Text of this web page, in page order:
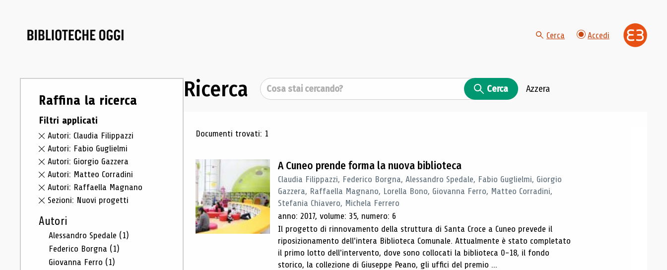
Cerca Accedi
Raffina la ricerca
Filtri applicati
Autori: Claudia Filippazzi
Autori: Fabio Guglielmi
Autori: Giorgio Gazzera
Autori: Matteo Corradini
Autori: Raffaella Magnano
Sezioni: Nuovi progetti
Autori
Alessandro Spedale (1)
Federico Borgna (1)
Giovanna Ferro (1)
Ricerca Cerca Cerca Azzera
Risultati di ricerca
Documenti trovati: 1
A Cuneo prende forma la nuova biblioteca
Claudia Filippazzi, Federico Borgna, Alessandro Spedale, Fabio Guglielmi, Giorgio
Gazzera, Raffaella Magnano, Lorella Bono, Giovanna Ferro, Matteo Corradini,
Stefania Chiavero, Michela Ferrero
anno: 2017, volume: 35, numero: 6
Il progetto di rinnovamento della struttura di Santa Croce a Cuneo prevede il
riposizionamento dell'intera Biblioteca Comunale. Attualmente è stato completato
il primo lotto dell'intervento, dove sono collocati la biblioteca 0-18, il fondo
storico, la collezione di Giuseppe Peano, gli uffici del premio ...